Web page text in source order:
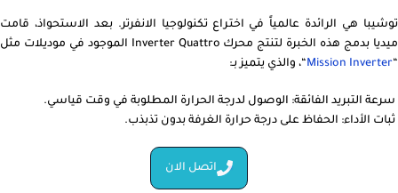
توشيبا هي الرائدة عالمياً في اختراع تكنولوجيا الانفرتر. بعد الاستحواذ، قامت
ميديا بدمج هذه الخبرة لتنتج محرك Inverter Quattro الموجود في موديلات مثل
“
Mission Inverter“، والذي يتميز بـ:
سرعة التبريد الفائقة: الوصول لدرجة الحرارة المطلوبة في وقت قياسي.
ثبات الأداء: الحفاظ على درجة حرارة الغرفة بدون تذبذب.
اتصل الان